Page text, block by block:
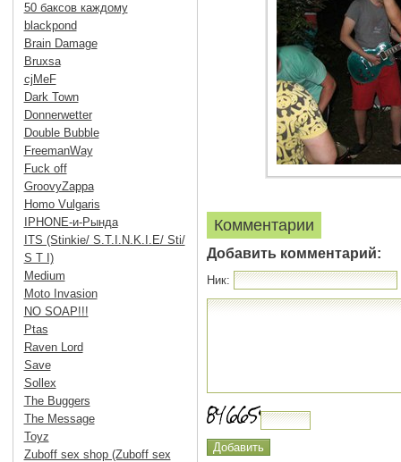
Комментарии
Добавить комментарий:
Ник:
50 баксов каждому
blackpond
Brain Damage
Bruxsa
cjMeF
Dark Town
Donnerwetter
Double Bubble
FreemanWay
Fuck off
GroovyZappa
Homo Vulgaris
IPHONE-и-Рында
ITS (Stinkie/ S.T.I.N.K.I.E/ Sti/
S T I)
Medium
Moto Invasion
NO SOAP!!!
Ptas
Raven Lord
Save
Sollex
The Buggers
The Message
Toyz
Zuboff sex shop (Zuboff sex